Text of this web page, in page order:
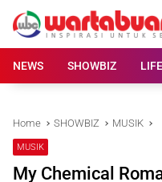
content
NEWS
SHOWBIZ
Home SHOWBIZ MUSIK
MUSIK
My Chemical